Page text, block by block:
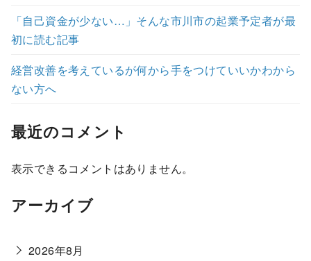
「自己資金が少ない…」そんな市川市の起業予定者が最
初に読む記事
経営改善を考えているが何から手をつけていいかわから
ない方へ
最近のコメント
表示できるコメントはありません。
アーカイブ
2026年8月